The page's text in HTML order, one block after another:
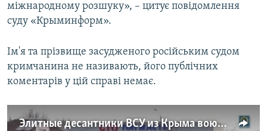
міжнародному розшуку», – цитує повідомлення
суду «Крыминформ».
Ім'я та прізвище засудженого російським судом
кримчанина не називають, його публічних
коментарів у цій справі немає.
Элитные десантники ВСУ из Крыма воюют против России в Украине | Крым.Реалии ТВ